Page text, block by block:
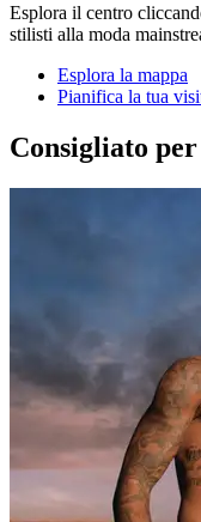
Esplora il centro
stilisti alla moda
Esplora la mappa
Pianifica la tua
Consigliato